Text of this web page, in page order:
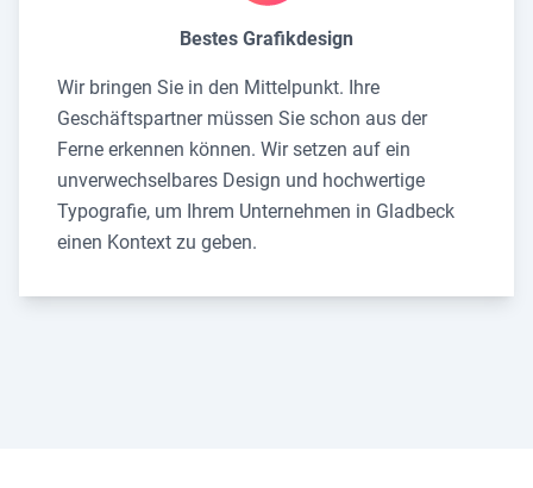
Bestes Grafikdesign
Wir bringen Sie in den Mittelpunkt. Ihre
Geschäftspartner müssen Sie schon aus der
Ferne erkennen können. Wir setzen auf ein
unverwechselbares Design und hochwertige
Typografie, um Ihrem Unternehmen in Gladbeck
einen Kontext zu geben.